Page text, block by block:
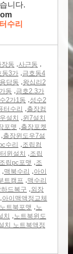
니다.
om
수리
장동 ,사근동 ,
동3가 ,금호동4
용답동 ,왕십리2
동 ,금호2.3가
2가1동 ,성수2
터수리 ,출장컴
설치 ,윈7설치
포맷 ,출장포켓
,출장윈도우7설
수리 ,조립컴
윈설치 ,조립
조립pc포맷 ,조
,맥북수리 ,아이
트캠프 ,맥수리
드복구 ,외장
,아이맥액정교체
노트북포맷 ,노
치 ,노트북윈도
치 노트북액정